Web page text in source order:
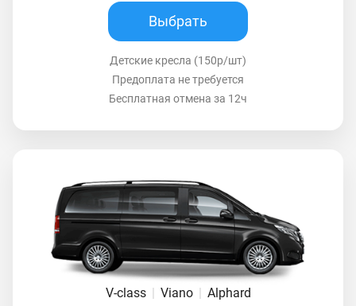
Выбрать
Детские кресла (150р/шт)
Предоплата не требуется
Бесплатная отмена за 12ч
V-class Viano Alphard